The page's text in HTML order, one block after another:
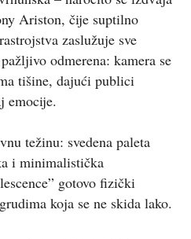
Ariston, čije suptilno
zaslužuje sve
odmerena: kamera se
tišine, dajući publici
emocije.
težinu: svedena paleta
i minimalistička
gotovo fizički
koja se ne skida lako.